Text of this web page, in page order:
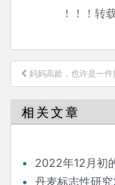
！！！转
文
章
导
航
妈妈高龄，也许是一件
相关文章
2022年12月初
丹麦标志性研